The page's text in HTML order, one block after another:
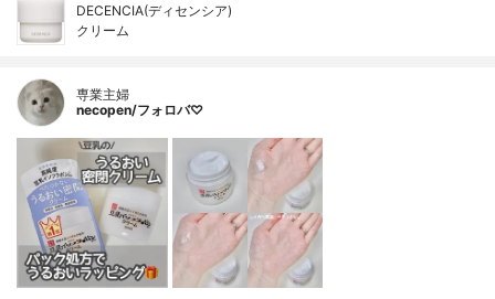
DECENCIA(ディセンシア)
クリーム
専業主婦
necopen/フォロバ♡